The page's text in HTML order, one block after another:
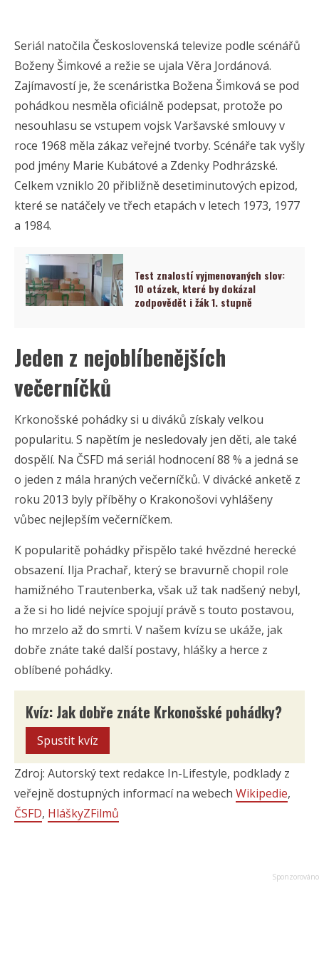
Seriál natočila Československá televize podle scénářů
Boženy Šimkové a režie se ujala Věra Jordánová.
Zajímavostí je, že scenáristka Božena Šimková se pod
pohádkou nesměla oficiálně podepsat, protože po
nesouhlasu se vstupem vojsk Varšavské smlouvy v
roce 1968 měla zákaz veřejné tvorby. Scénáře tak vyšly
pod jmény Marie Kubátové a Zdenky Podhrázské.
Celkem vzniklo 20 přibližně desetiminutových epizod,
které se natáčely ve třech etapách v letech 1973, 1977
a 1984.
Test znalostí vyjmenovaných slov:
10 otázek, které by dokázal
zodpovědět i žák 1. stupně
Jeden z nejoblíbenějších
večerníčků
Krkonošské pohádky si u diváků získaly velkou
popularitu. S napětím je nesledovaly jen děti, ale také
dospělí. Na ČSFD má seriál hodnocení 88 % a jedná se
o jeden z mála hraných večerníčků. V divácké anketě z
roku 2013 byly příběhy o Krakonošovi vyhlášeny
vůbec nejlepším večerníčkem.
K popularitě pohádky přispělo také hvězdné herecké
obsazení. Ilja Prachař, který se bravurně chopil role
hamižného Trautenberka, však už tak nadšený nebyl,
a že si ho lidé nejvíce spojují právě s touto postavou,
ho mrzelo až do smrti. V našem kvízu se ukáže, jak
dobře znáte také další postavy, hlášky a herce z
oblíbené pohádky.
Kvíz: Jak dobře znáte Krkonošské pohádky?
Spustit kvíz
Zdroj: Autorský text redakce In-Lifestyle, podklady z
veřejně dostupných informací na webech Wikipedie,
ČSFD, HláškyZFilmů